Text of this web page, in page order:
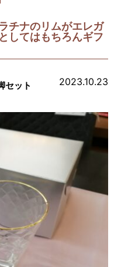
チナのリムがエレガ
してはもちろんギフ
2023.10.23
セット